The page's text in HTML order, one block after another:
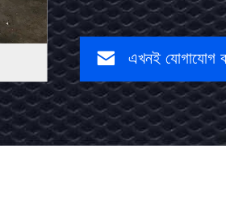
যোগাযোগ
করুন
এখনই যোগাযোগ